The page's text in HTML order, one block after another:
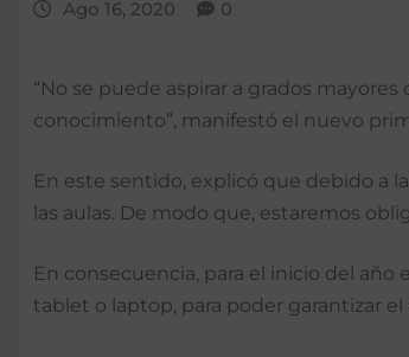
Ago 16, 2020 0
“No se puede aspirar a grados
conocimiento”, manifestó el nuevo
En este sentido, explicó que debido a
las aulas. De modo que, estaremos
En consecuencia, para el inicio del
tablet o laptop, para poder garantizar el